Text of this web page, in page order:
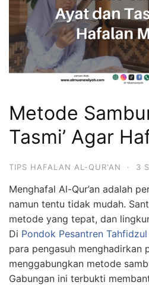
Metode
Tasmi’ Agar
TIPS HAFALAN AL-QUR'AN · 3
Menghafal Al-Qur’an adalah
namun tentu tidak mudah.
metode yang tepat, dan
Di Pondok Pesantren Tahfidzul
para pengasuh menghadirkan
menggabungkan metode
Gabungan ini terbukti